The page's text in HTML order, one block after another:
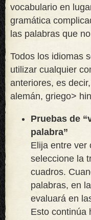
vocabulario en
gramática
las palabras que
Todos los idiomas
utilizar cualquier
anteriores, es
alemán, griego>
Pruebas de
palabra”
Elija entre ver
seleccione la
cuadros.
palabras, en
evaluará en
Esto continúa